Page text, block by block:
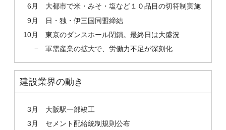
6月
大都市で米・みそ・塩など１０品目の切符制実施
9月
日・独・伊三国同盟締結
10月
東京のダンスホール閉鎖。最終日は大盛況
−
軍需産業の拡大で、労働力不足が深刻化
建設業界の動き
3月
大阪駅一部竣工
3月
セメント配給統制規則公布